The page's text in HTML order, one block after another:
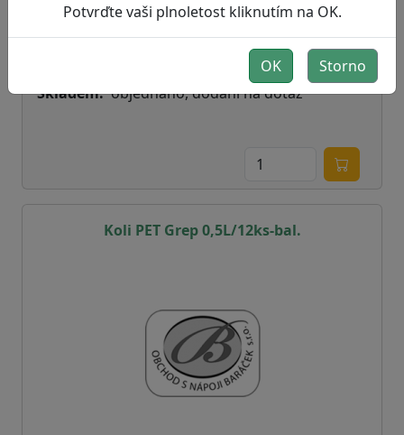
16,18 Kč
Skladem objednáno, dodání na dotaz
Koli PET Grep 0,5L/12ks-bal.
Potvrďte vaši plnoletost kliknutím na OK.
OK Storno